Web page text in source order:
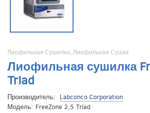
Лиофильная Сушилка, Лиофильная Сушка
Лиофильная сушилка
Triad
Производитель:
Labconco Corporation
Модель: FreeZone 2,5 Triad